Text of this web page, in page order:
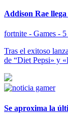
Addison Rae
fortnite - Games -
Tras el exitoso
de “Diet Pepsi» y
Se aproxima la